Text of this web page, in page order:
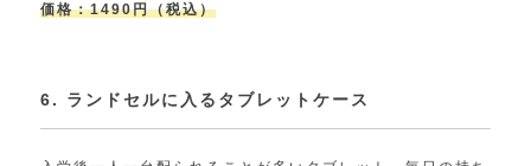
価格：1490円（税込）
6. ランドセルに入るタブレットケース